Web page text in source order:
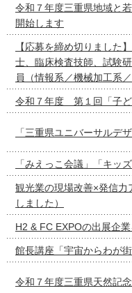
令和７年度三重県地域と
開始します
【応募を締め切りました
士、臨床検査技師、試験
員（情報系／機械加工系
令和７年度 第１回「子ど
「三重県ユニバーサルデ
「みえっこ会議」「キッ
観光業の現場改善×発信
しました）
H2 & FC EXPOの出展企業
館長講座「宇宙からわが
令和７年度三重県天然記